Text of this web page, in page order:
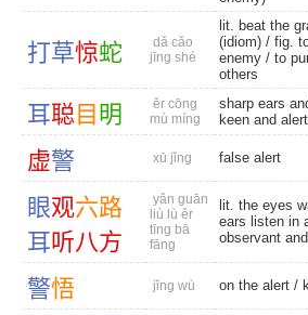
打草惊蛇
dǎ cǎo
jīng shé
lit. beat the
(idiom) / fig.
enemy / to
others
耳聪 目 明
ěr cōng
mù míng
sharp ears
keen and alert
虚警 xū jǐng false alert
眼观六路
耳听八方
yǎn guān
liù lù ěr
tīng bā
fāng
lit. the eyes
ears listen in
observant
警悟 jǐng wù on the alert /